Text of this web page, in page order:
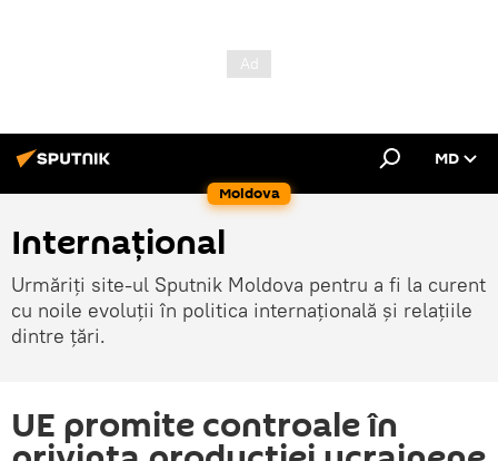
Moldova
MD
Internațional
Urmăriți site-ul Sputnik Moldova pentru a fi la curent
cu noile evoluții în politica internațională și relațiile
dintre țări.
UE promite controale în